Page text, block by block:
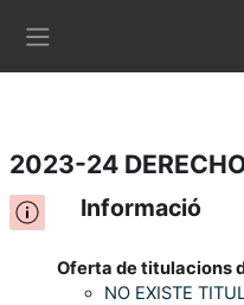
Ves al contingut principal
2023-24
Informació
Oferta de titulacions
NO EXISTE